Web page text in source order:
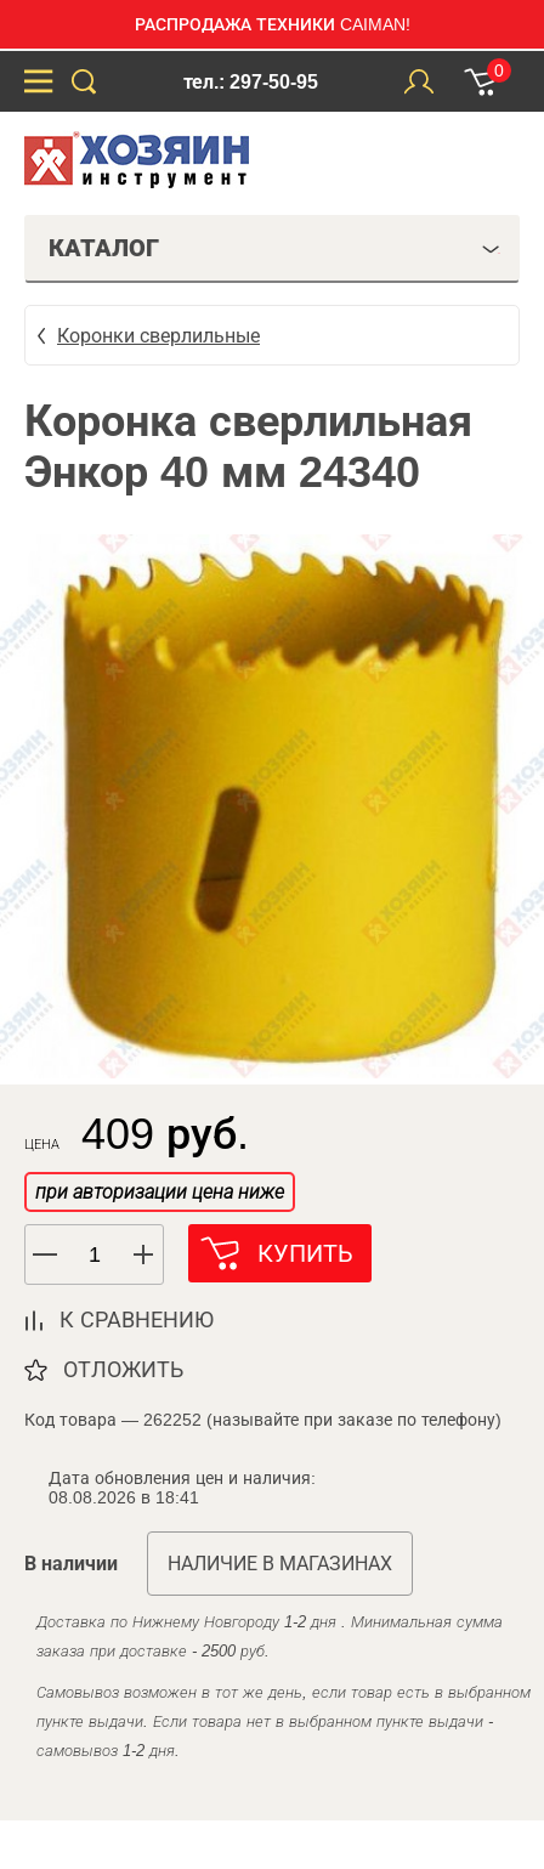
РАСПРОДАЖА ТЕХНИКИ CAIMAN!
тел.: 297-50-95
0
КАТАЛОГ
Коронки сверлильные
Коронка сверлильная
Энкор 40 мм 24340
ЦЕНА 409 руб.
при авторизации цена ниже
КУПИТЬ
К СРАВНЕНИЮ
ОТЛОЖИТЬ
Код товара — 262252 (называйте при заказе по телефону)
Дата обновления цен и наличия:
08.08.2026 в 18:41
В наличии НАЛИЧИЕ В МАГАЗИНАХ
Доставка по Нижнему Новгороду 1-2 дня . Минимальная сумма
заказа при доставке - 2500 руб.
Самовывоз возможен в тот же день, если товар есть в выбранном
пункте выдачи. Если товара нет в выбранном пункте выдачи -
самовывоз 1-2 дня.